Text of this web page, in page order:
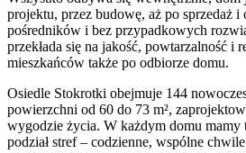
projektu, przez budowę, aż po sprzedaż i
pośredników i bez przypadkowych
przekłada się na jakość, powtarzalność i
mieszkańców także po odbiorze domu.
Osiedle Stokrotki obejmuje 144
powierzchni od 60 do 73 m²,
wygodzie życia. W każdym domu mamy
podział stref – codzienne, wspólne